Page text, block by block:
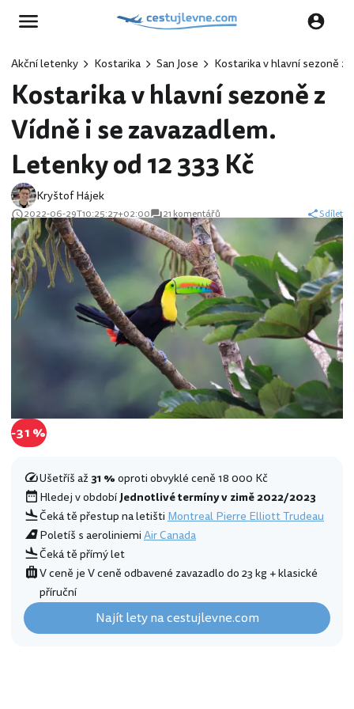
Akční letenky Kostarika San Jose Kostarika v hlavní sezoně z
Kostarika v hlavní sezoně z
Vídně i se zavazadlem.
Letenky od 12 333 Kč
Kryštof Hájek
2022-06-29T10:25:27+02:00 21 komentářů Sdílet
-31 %
Ušetříš až31 %oproti obvyklé ceně 18 000 Kč
Hledej v obdobíJednotlivé termíny v zimě 2022/2023
Čeká tě přestup na letištiMontreal Pierre Elliott Trudeau
Poletíš s aeroliniemiAir Canada
Čeká tě přímý let
V ceně je V ceně odbavené zavazadlo do 23 kg + klasické
příruční
Najít lety na cestujlevne.com